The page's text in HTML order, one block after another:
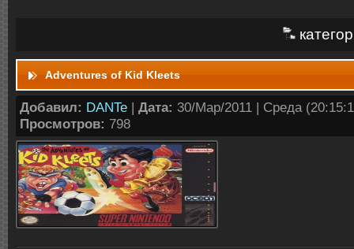
Adventures of Kid Kleets
Добавил: DANTe | Дата: 30/Мар/2011 | Среда
Просмотров: 798